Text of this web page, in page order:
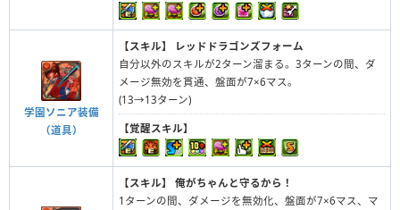
学園ソニア装備
（道具）
【スキル】
レッドドラゴンズフォーム
自分以外のスキルが2ターン溜まる。3ターンの間、ダ
メージ無効を貫通、盤面が7×6マス。
(13→13ターン)
【覚醒スキル】
【スキル】
俺がちゃんと守るから！
1ターンの間、ダメージを無効化、盤面が7×6マス、マ